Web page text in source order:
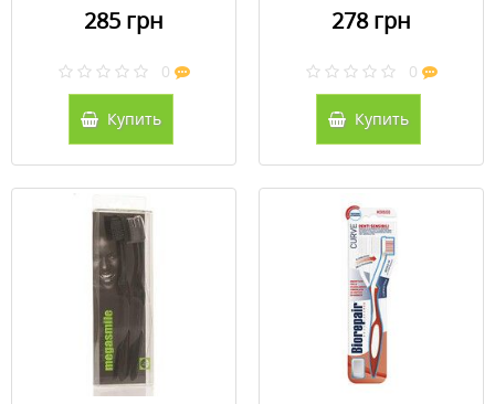
285 грн
0
Купить
278 грн
0
Купить